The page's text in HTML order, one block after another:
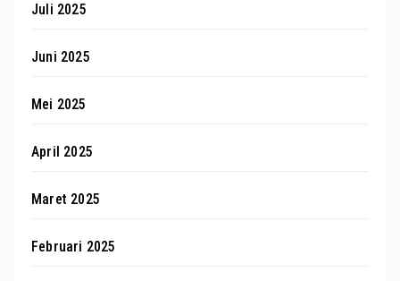
Juli 2025
Juni 2025
Mei 2025
April 2025
Maret 2025
Februari 2025